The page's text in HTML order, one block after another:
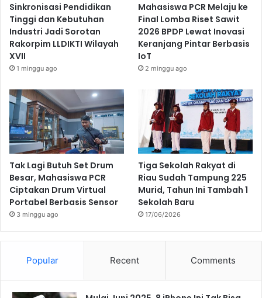
Sinkronisasi Pendidikan
Tinggi dan Kebutuhan
Industri Jadi Sorotan
Rakorpim LLDIKTI Wilayah
XVII
1 minggu ago
Mahasiswa PCR Melaju ke
Final Lomba Riset Sawit
2026 BPDP Lewat Inovasi
Keranjang Pintar Berbasis
IoT
2 minggu ago
Tak Lagi Butuh Set Drum
Besar, Mahasiswa PCR
Ciptakan Drum Virtual
Portabel Berbasis Sensor
3 minggu ago
Tiga Sekolah Rakyat di
Riau Sudah Tampung 225
Murid, Tahun Ini Tambah 1
Sekolah Baru
17/06/2026
Popular Recent Comments